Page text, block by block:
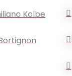
Kolbe